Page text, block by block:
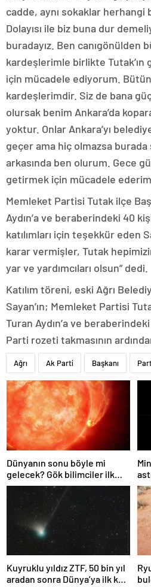
cadde, aynı sokaklar herhangi
Dolayısı ile biz buna dur
buradayız. Ben canıgönülden
kardeşlerimle birlikte
için mücadele ediyorum.
kardeşlerimdir. Siz de bana
olursak benim Ankara’da
yoktur. Onlar Ankara’yı
geçer ama hiç olmazsa burada
arkasında ben olurum. Gece
getirmek için mücadele
Memleket Partisi Tutak ilçe
Aydın’a ve beraberindeki 40
katılımları için teşekkür eden
karar vermişler, Tutak
yar ve yardımcıları olsun” dedi.
Katılım töreni, eski Ağrı
Sayan’ın; Memleket Partisi
Turan Aydın’a ve
Parti rozeti takmasının
Ağrı Ak Parti Başkanı
Dünyanın sonu böyle mi
gelecek? Gök bilimciler ilk
kez sönen yıldızın gezegeni
yutmasına tanık oldu
Kuyruklu yıldız ZTF, 50 bin yıl
aradan sonra Dünya’ya ilk kez